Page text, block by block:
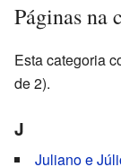
Páginas na
Esta categoria
de 2).
J
Juliano e